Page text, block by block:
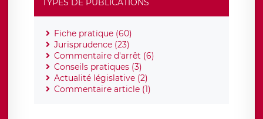
TYPES DE PUBLICATIONS
Fiche pratique (60)
Jurisprudence (23)
Commentaire d'arrêt (6)
Conseils pratiques (3)
Actualité législative (2)
Commentaire article (1)